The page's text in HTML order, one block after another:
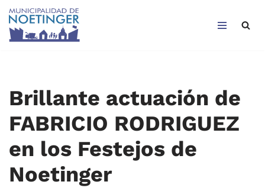
Saltar
Brillante actuación de
FABRICIO RODRIGUEZ
en los Festejos de
Noetinger